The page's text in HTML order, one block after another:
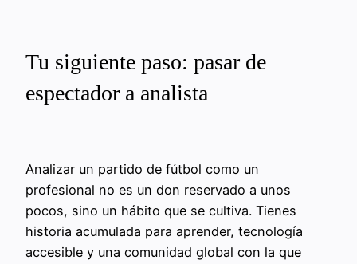
Tu siguiente paso: pasar de
espectador a analista
Analizar un partido de fútbol como un
profesional no es un don reservado a unos
pocos, sino un hábito que se cultiva. Tienes
historia acumulada para aprender, tecnología
accesible y una comunidad global con la que